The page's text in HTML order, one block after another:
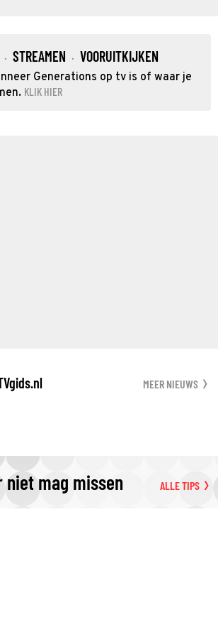
· STREAMEN · VOORUITKIJKEN
Generations op tv is of waar je
KLIK HIER
MEER NIEUWS
niet mag missen ALLE TIPS